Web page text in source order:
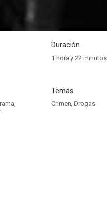
Duración
1 hora y 22 minutos
,
Temas
Crimen, Drogas